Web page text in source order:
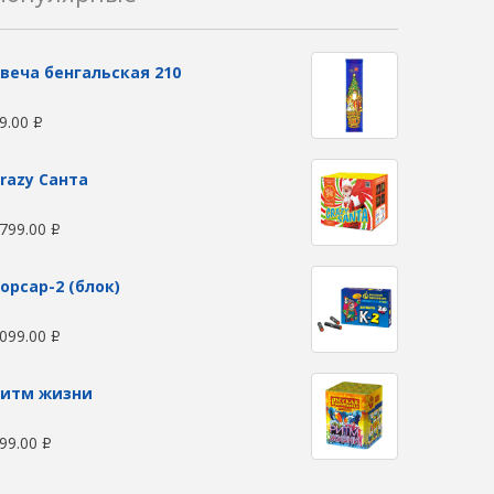
бенгальская 210
Р
Санта
Р
2 (блок)
Р
жизни
Р